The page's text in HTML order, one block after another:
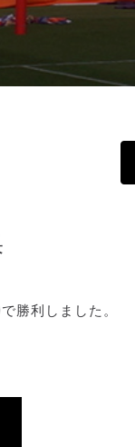
勝利しました。